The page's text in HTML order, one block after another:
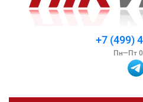
+7 (499)
Пн—Пт